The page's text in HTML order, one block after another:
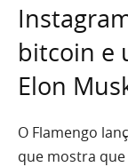
bitcoin e
Elon
O Flamengo
que mostra